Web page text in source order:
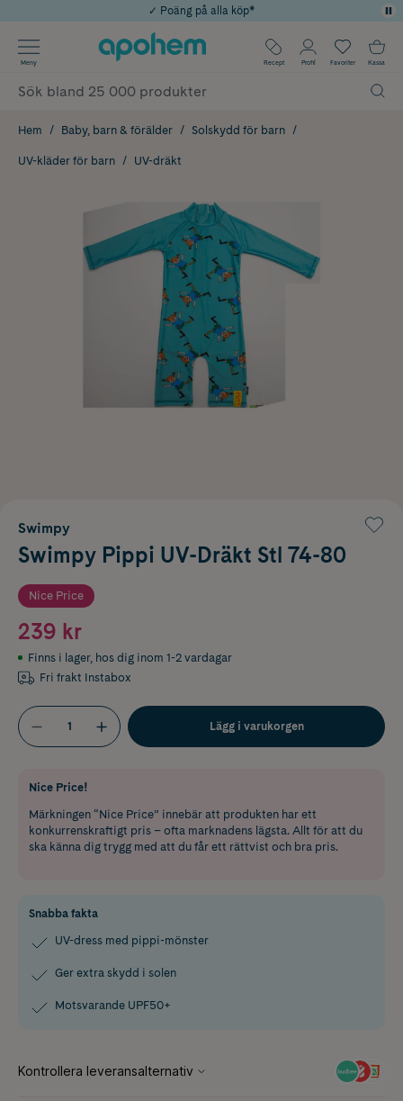
Årets Butik 2025 inom Skönhet
Använd kod: SOMMAR20 för 20% över 649kr
✓ Rådgivning från farmaceuter & hudterapeuter
✓ Poäng på alla köp*
Meny Recept Profil Favoriter Kassa
Hem Baby, barn & förälder Solskydd för barn
UV-kläder för barn UV-dräkt
Swimpy
Swimpy Pippi UV-Dräkt Stl 74-80
Nice Price
239 kr
Finns i lager, hos dig inom 1-2 vardagar
Fri frakt Instabox
Lägg i varukorgen
Nice Price!
Märkningen “Nice Price” innebär att produkten har ett
konkurrenskraftigt pris – ofta marknadens lägsta. Allt för att du
ska känna dig trygg med att du får ett rättvist och bra pris.
Snabba fakta
UV-dress med pippi-mönster
Ger extra skydd i solen
Motsvarande UPF50+